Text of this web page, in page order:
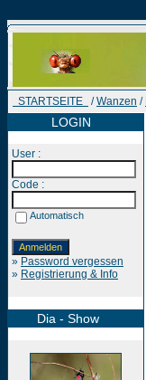
STARTSEITE /Wanzen /
LOGIN
User :
Code :
Automatisch
» Password vergessen
» Registrierung & Info
Dia - Show